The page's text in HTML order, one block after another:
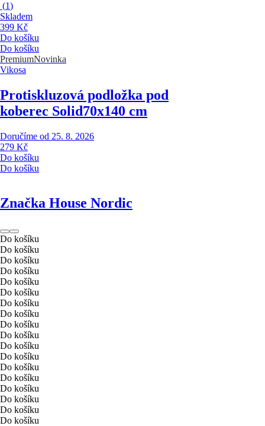
(1)
Skladem
399 Kč
Do košíku
Do košíku
PremiumNovinka
Vikosa
Protiskluzová podložka pod
koberec Solid70x140 cm
Doručíme od 25. 8. 2026
279 Kč
Do košíku
Do košíku
Značka House Nordic
Do košíku
Do košíku
Do košíku
Do košíku
Do košíku
Do košíku
Do košíku
Do košíku
Do košíku
Do košíku
Do košíku
Do košíku
Do košíku
Do košíku
Do košíku
Do košíku
Do košíku
Do košíku